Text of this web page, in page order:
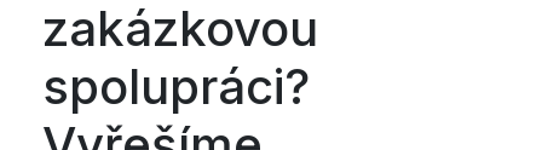
zakázkovou
spolupráci?